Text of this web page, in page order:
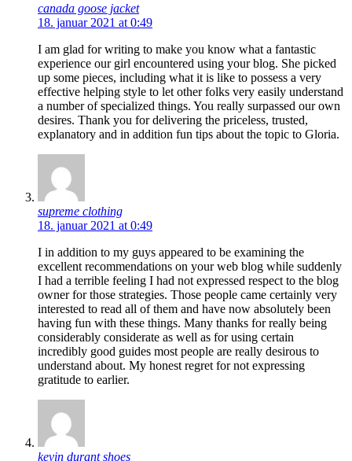
canada goose jacket
18. januar 2021 at 0:49
I am glad for writing to make you know what a fantastic
experience our girl encountered using your blog. She picked
up some pieces, including what it is like to possess a very
effective helping style to let other folks very easily understand
a number of specialized things. You really surpassed our own
desires. Thank you for delivering the priceless, trusted,
explanatory and in addition fun tips about the topic to Gloria.
supreme clothing
18. januar 2021 at 0:49
I in addition to my guys appeared to be examining the
excellent recommendations on your web blog while suddenly
I had a terrible feeling I had not expressed respect to the blog
owner for those strategies. Those people came certainly very
interested to read all of them and have now absolutely been
having fun with these things. Many thanks for really being
considerably considerate as well as for using certain
incredibly good guides most people are really desirous to
understand about. My honest regret for not expressing
gratitude to earlier.
kevin durant shoes